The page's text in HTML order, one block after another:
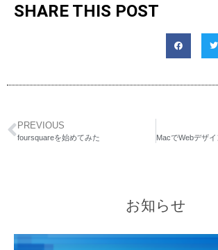
SHARE THIS POST
PREVIOUS
foursquareを始めてみた
お知らせ